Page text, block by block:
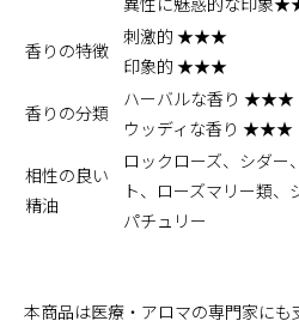
香りの特徴
刺激的 ★★★
印象的 ★★★
香りの分類
ハーバルな香り ★★★
ウッディな香り ★★★
相性の良い
精油
ロックローズ、シダー
ト、ローズマリー類、
パチュリー
本商品は医療・アロマの専門家に